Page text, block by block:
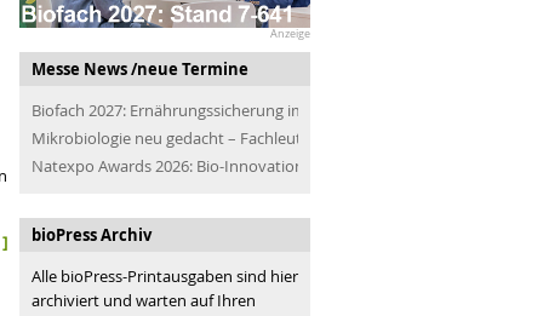
]
Anzeige
Messe News /neue Termine
Biofach 2027: Ernährungssicherung im Blick
Mikrobiologie neu gedacht – Fachleute der Branche treffen
Natexpo Awards 2026: Bio-Innovationen für alle
bioPress Archiv
Alle bioPress-Printausgaben sind hier
archiviert und warten auf Ihren